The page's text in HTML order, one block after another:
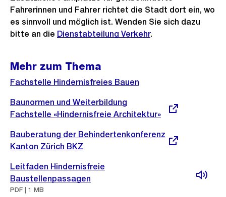
Fahrerinnen und Fahrer richtet die Stadt dort ein, wo
es sinnvoll und möglich ist. Wenden Sie sich dazu
bitte an die Dienstabteilung Verkehr.
Mehr zum Thema
Fachstelle Hindernisfreies Bauen
Externer
Link:
Baunormen und Weiterbildung
Fachstelle «Hindernisfreie Architektur»
Externer
Link:
Bauberatung der Behindertenkonferenz
Kanton Zürich BKZ
Leitfaden Hindernisfreie
Baustellenpassagen
PDF | 1 MB